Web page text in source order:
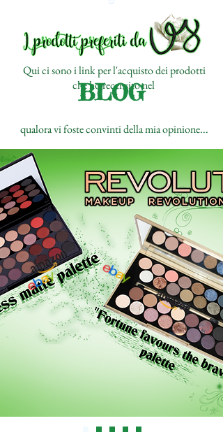
Qui ci sono i link per l'acquisto dei prodotti
che ho recensito nel
qualora vi foste convinti della mia opinione...
BLOG